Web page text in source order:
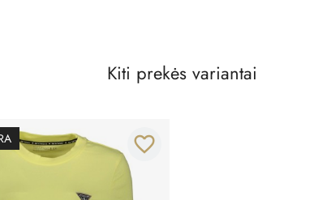
Kiti prekės variantai
favorite_border